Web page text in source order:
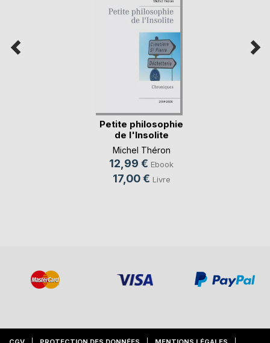
Petite philosophie
de l'Insolite
Michel Théron
12,99 € Ebook
17,00 € Livre